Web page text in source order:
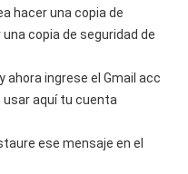
hacer una copia de
copia de seguridad de
y ahora ingrese el Gmail acc
usar aquí tu cuenta
ese mensaje en el